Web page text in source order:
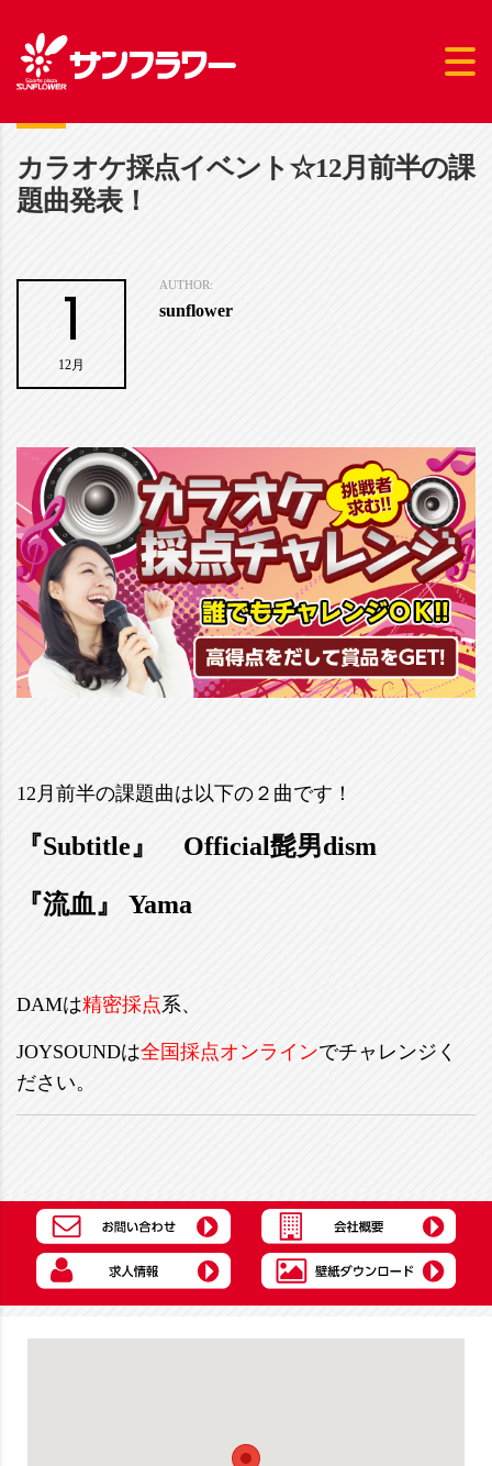
カラオケ採点イベント☆12月前半の課
題曲発表！
1
12月
AUTHOR:
sunflower
12月前半の課題曲は以下の２曲です！
『Subtitle』 Official髭男dism
『流血』 Yama
DAMは精密採点系、
JOYSOUNDは全国採点オンラインでチャレンジく
ださい。